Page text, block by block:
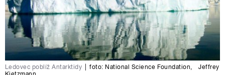
Ledovec poblíž Antarktidy foto: National Science Foundation,Jeffrey